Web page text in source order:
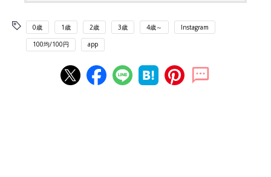
0歳 1歳 2歳 3歳 4歳～ Instagram
100均/100円 app